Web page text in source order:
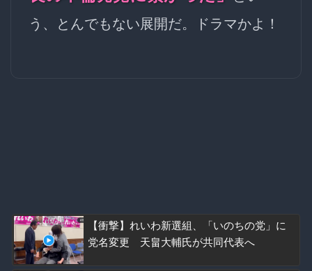
う、とんでもない展開だ。ドラマかよ！
【衝撃】れいわ新選組、「いのちの党」に
党名変更 天畠大輔氏が共同代表へ